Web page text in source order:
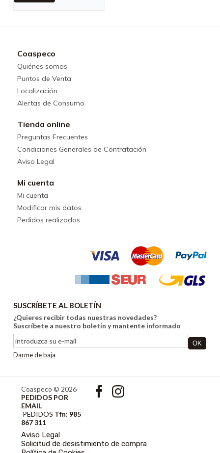
Coaspeco
Quiénes somos
Puntos de Venta
Localización
Alertas de Consumo
Tienda online
Preguntas Frecuentes
Condiciones Generales de Contratación
Aviso Legal
Mi cuenta
Mi cuenta
Modificar mis datos
Pedidos realizados
SUSCRÍBETE AL BOLETÍN
¿Quieres recibir todas nuestras novedades?
Suscríbete a nuestro boletín y mantente informado
Darme de baja
Coaspeco © 2026
PEDIDOS POR
EMAIL
PEDIDOS Tfn: 985
867 311
Aviso Legal
Solicitud de desistimiento de compra